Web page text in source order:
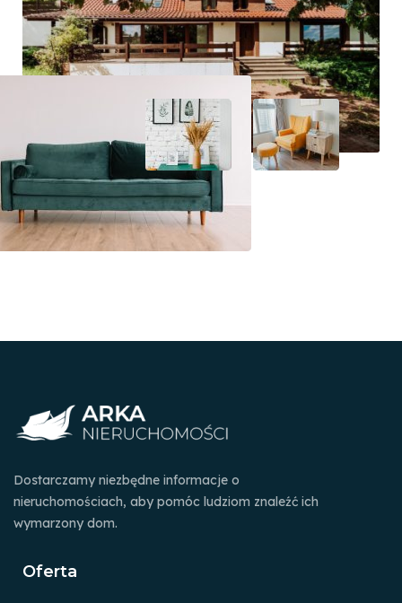
Dostarczamy niezbędne informacje o
nieruchomościach, aby pomóc ludziom znaleźć ich
wymarzony dom.
Oferta